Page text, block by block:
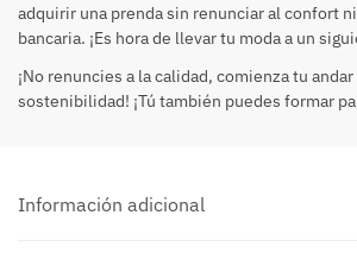
adquirir una prenda sin renunciar al confort
bancaria. ¡Es hora de llevar tu moda a un
¡No renuncies a la calidad, comienza tu
sostenibilidad! ¡Tú también puedes formar
Información adicional